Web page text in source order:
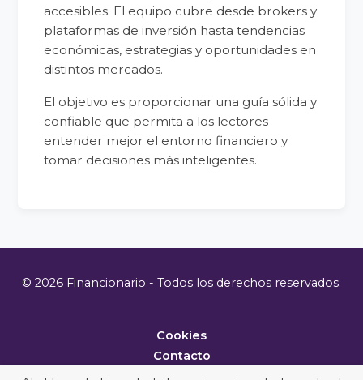
accesibles. El equipo cubre desde brokers y
plataformas de inversión hasta tendencias
económicas, estrategias y oportunidades en
distintos mercados.
El objetivo es proporcionar una guía sólida y
confiable que permita a los lectores
entender mejor el entorno financiero y
tomar decisiones más inteligentes.
© 2026 Financionario - Todos los derechos reservados.
Cookies
Contacto
Metodología